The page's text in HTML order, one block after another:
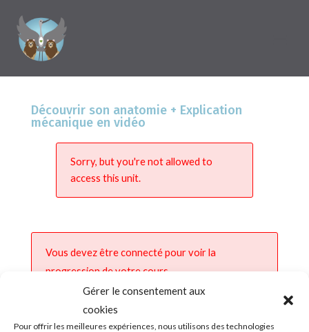
Gérer le consentement aux
cookies
Pour offrir les meilleures expériences, nous utilisons des technologies
Découvrir son anatomie + Explication
mécanique en vidéo
Sorry, but you're not allowed to
access this unit.
Vous devez être connecté pour voir la
progression de votre cours.